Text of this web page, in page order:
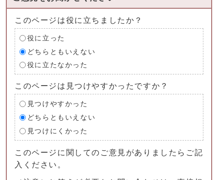
このページは役に立ちましたか？
役に立った
どちらともいえない
役に立たなかった
このページは見つけやすかったですか？
見つけやすかった
どちらともいえない
見つけにくかった
このページに関してのご意見がありましたらご記
入ください。